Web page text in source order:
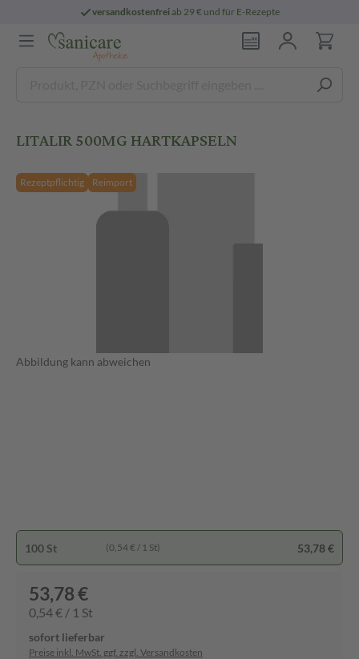
versandkostenfreiab 29 € und für E-Rezepte
LITALIR 500MG HARTKAPSELN
Rezeptpflichtig Reimport
Abbildung kann abweichen
100 St (0,54 € / 1 St) 53,78 €
53,78 €
0,54 € / 1 St
sofort lieferbar
Preise inkl. MwSt. ggf. zzgl. Versandkosten